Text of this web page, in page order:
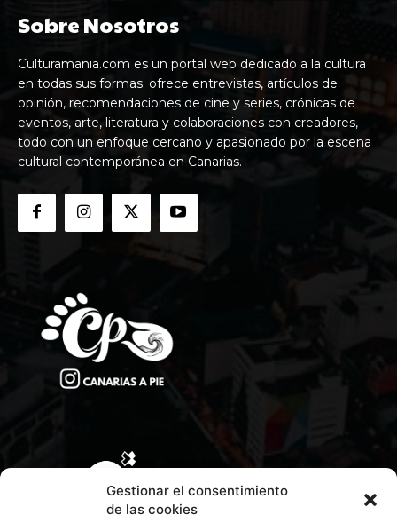
Gestionar el consentimiento
de las cookies
Sobre Nosotros
Culturamania.com es un portal web dedicado a la cultura
en todas sus formas: ofrece entrevistas, artículos de
opinión, recomendaciones de cine y series, crónicas de
eventos, arte, literatura y colaboraciones con creadores,
todo con un enfoque cercano y apasionado por la escena
cultural contemporánea en Canarias.